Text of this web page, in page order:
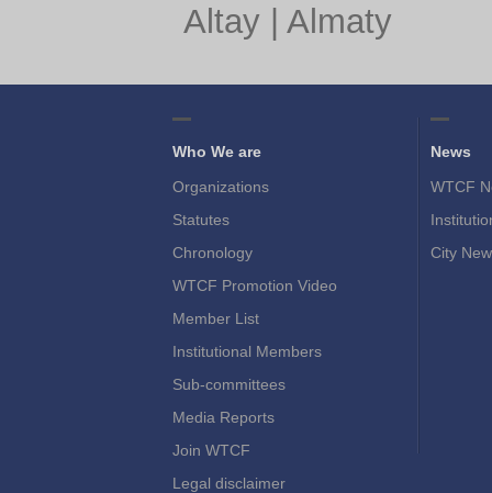
Altay| Almaty
Who We are
Organizations
Statutes
Chronology
WTCF Promotion Video
Member List
Institutional Members
Sub-committees
Media Reports
Join WTCF
Legal disclaimer
News
WTCF
City